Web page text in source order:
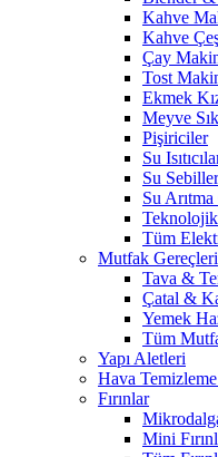
Kahve
Kahve
Çay
Tost
Ekmek
Meyve
Pişiriciler
Su
Su
Su Arıtma
Tüm
Mutfak Gereçleri
Tava &
Çatal &
Yemek
Tüm
Yapı Aletleri
Hava
Fırınlar
Mini